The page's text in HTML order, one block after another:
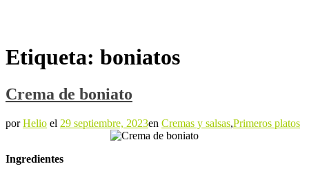
Etiqueta: boniatos
Crema de boniato
porHelio el 29 septiembre, 2023en Cremas y salsas,Primeros platos
Ingredientes